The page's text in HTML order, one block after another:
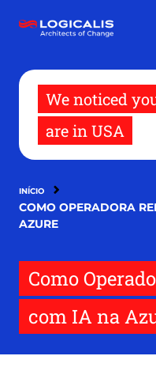
para
We noticed
are in USA
INÍCIO
COMO OPERADORA
AZURE
Como
com IA na